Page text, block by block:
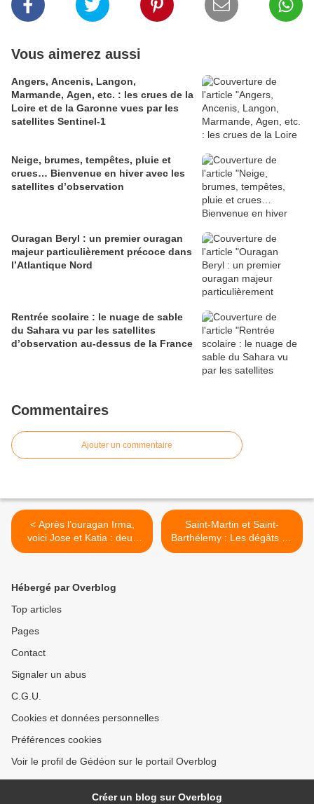
Vous aimerez aussi
Angers, Ancenis, Langon,
Marmande, Agen, etc. : les crues de la
Loire et de la Garonne vues par les
satellites Sentinel-1
Neige, brumes, tempêtes, pluie et
crues… Bienvenue en hiver avec les
satellites d’observation
Ouragan Beryl : un premier ouragan
majeur particulièrement précoce dans
l’Atlantique Nord
Rentrée scolaire : le nuage de sable
du Sahara vu par les satellites
d’observation au-dessus de la France
Commentaires
Ajouter un commentaire
< Après l’ouragan Irma,
voici Jose et Katia : deux
filles et un garçon dans le
Saint-Martin et Saint-
Barthélemy : Les dégâts de
l’ouragan Irma vus par le
Hébergé par Overblog
Top articles
Pages
Contact
Signaler un abus
C.G.U.
Cookies et données personnelles
Préférences cookies
Voir le profil de Gédéon sur le portail Overblog
Créer un blog sur Overblog